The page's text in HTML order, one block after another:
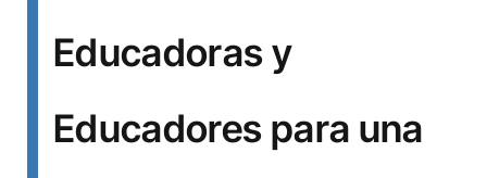
Educadoras y
Educadores para una